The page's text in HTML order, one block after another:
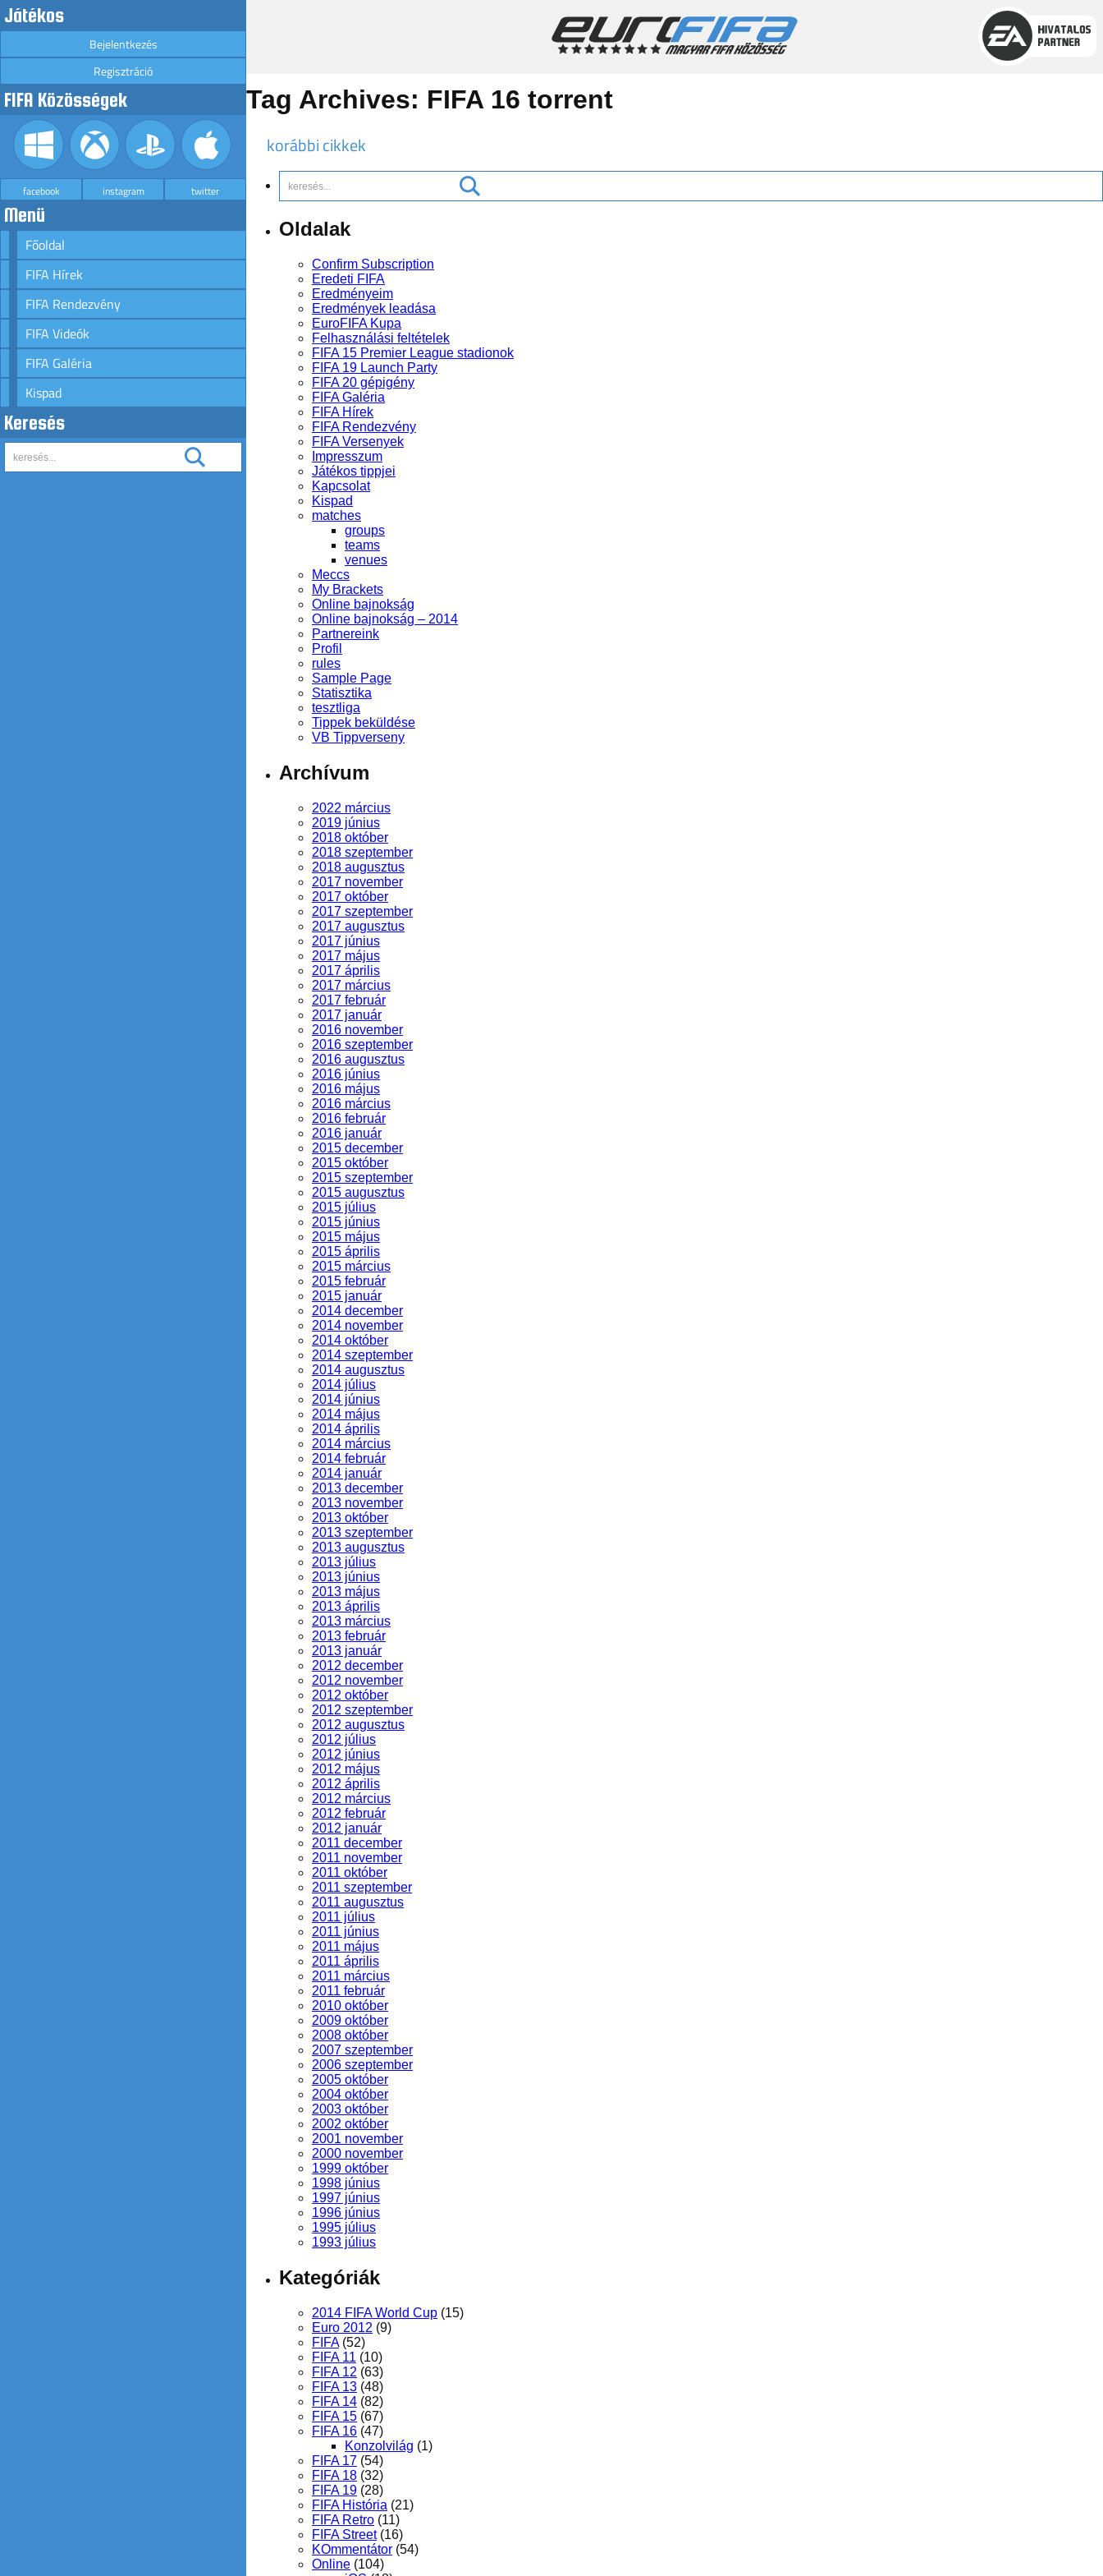
Játékos
Bejelentkezés
Regisztráció
FIFA Közösségek
facebook instagram twitter
Menü
Főoldal
FIFA Hírek
FIFA Rendezvény
FIFA Videók
FIFA Galéria
Kispad
Keresés
Tag Archives: FIFA 16 torrent
korábbi cikkek
Oldalak
Confirm Subscription
Eredeti FIFA
Eredményeim
Eredmények leadása
EuroFIFA Kupa
Felhasználási feltételek
FIFA 15 Premier League stadionok
FIFA 19 Launch Party
FIFA 20 gépigény
FIFA Galéria
FIFA Hírek
FIFA Rendezvény
FIFA Versenyek
Impresszum
Játékos tippjei
Kapcsolat
Kispad
matches
groups
teams
venues
Meccs
My Brackets
Online bajnokság
Online bajnokság – 2014
Partnereink
Profil
rules
Sample Page
Statisztika
tesztliga
Tippek beküldése
VB Tippverseny
Archívum
2022 március
2019 június
2018 október
2018 szeptember
2018 augusztus
2017 november
2017 október
2017 szeptember
2017 augusztus
2017 június
2017 május
2017 április
2017 március
2017 február
2017 január
2016 november
2016 szeptember
2016 augusztus
2016 június
2016 május
2016 március
2016 február
2016 január
2015 december
2015 október
2015 szeptember
2015 augusztus
2015 július
2015 június
2015 május
2015 április
2015 március
2015 február
2015 január
2014 december
2014 november
2014 október
2014 szeptember
2014 augusztus
2014 július
2014 június
2014 május
2014 április
2014 március
2014 február
2014 január
2013 december
2013 november
2013 október
2013 szeptember
2013 augusztus
2013 július
2013 június
2013 május
2013 április
2013 március
2013 február
2013 január
2012 december
2012 november
2012 október
2012 szeptember
2012 augusztus
2012 július
2012 június
2012 május
2012 április
2012 március
2012 február
2012 január
2011 december
2011 november
2011 október
2011 szeptember
2011 augusztus
2011 július
2011 június
2011 május
2011 április
2011 március
2011 február
2010 október
2009 október
2008 október
2007 szeptember
2006 szeptember
2005 október
2004 október
2003 október
2002 október
2001 november
2000 november
1999 október
1998 június
1997 június
1996 június
1995 július
1993 július
Kategóriák
2014 FIFA World Cup (15)
Euro 2012 (9)
FIFA(52)
FIFA 11 (10)
FIFA 12 (63)
FIFA 13 (48)
FIFA 14 (82)
FIFA 15 (67)
FIFA 16 (47)
Konzolvilág (1)
FIFA 17 (54)
FIFA 18 (32)
FIFA 19 (28)
FIFA História (21)
FIFA Retro (11)
FIFA Street(16)
KOmmentátor (54)
Online (104)